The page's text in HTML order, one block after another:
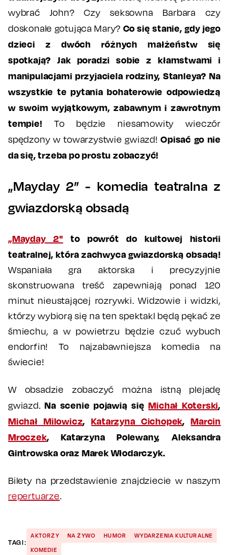
wybrać John? Czy seksowna Barbara czy
doskonale gotująca Mary? Co się stanie, gdy jego
dzieci z dwóch różnych małżeństw się
spotkają? Jak poradzi sobie z kłamstwami i
manipulacjami przyjaciela rodziny, Stanleya? Na
wszystkie te pytania bohaterowie odpowiedzą
w swoim wyjątkowym, zabawnym i zawrotnym
tempie! To będzie niesamowity wieczór
spędzony w towarzystwie gwiazd!Opisać go nie
da się, trzeba po prostu zobaczyć!
„Mayday 2” - komedia teatralna z
gwiazdorską obsadą
„Mayday 2" to powrót do kultowej historii
teatralnej, która zachwyca gwiazdorską obsadą!
Wspaniała gra aktorska i precyzyjnie
skonstruowana treść zapewniają ponad 120
minut nieustającej rozrywki. Widzowie i widzki,
którzy wybiorą się na ten spektakl będą pękać ze
śmiechu, a w powietrzu będzie czuć wybuch
endorfin! To najzabawniejsza komedia na
świecie!
W obsadzie zobaczyć można istną plejadę
gwiazd.Na scenie pojawią sięMichał Koterski,
Michał Milowicz,Katarzyna Cichopek,Marcin
Mroczek, Katarzyna Polewany, Aleksandra
Gintrowska oraz Marek Włodarczyk.
Bilety na przedstawienie znajdziecie w naszym
repertuarze.
TAGI:
AKTORZY NA ŻYWO HUMOR
WYDARZENIA KULTURALNE
KOMEDIE